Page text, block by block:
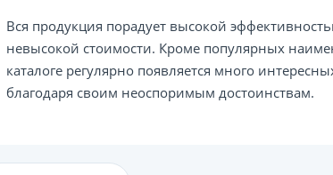
Вся продукция порадует высокой
невысокой стоимости. Кроме популярных
каталоге регулярно появляется много
благодаря своим неоспоримым достоинствам.